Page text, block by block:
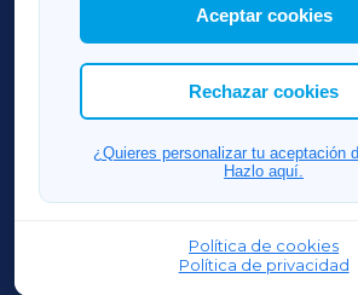
Asimismo, puedes personalizar la
las cookies que deseas permitir.
Aceptar cookies
Rechazar cookies
¿Quieres personalizar tu aceptación
Hazlo aquí.
Política de cookies
Política de privacidad
RIBEIRASACRAXA
ACORUÑAXA
FERROLXA
OURENSEXA